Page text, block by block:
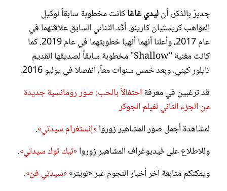
جديرٌ بالذكر، أنليدي غاغاكانت مخطوبة سابقاً لوكيل
المواهب كريستيان كارينو. أكّد الثنائي السابق علاقتهما في
عام 2017، وأعلنا أنهما أنهيا خطوبتهما في عام 2019. كما
كانت مغنية "Shallow" مخطوبة سابقاً لصديقها القديم
تايلور كيني. وبعد خمس سنوات معاً، انفصلا في يوليو 2016.
قد ترغبين في معرفة احتفالاً بالحب: صور رومانسية جديدة
من الجزء الثاني لفيلم الجوكر
لمشاهدة أجمل صور المشاهير زوروا«إنستغرام سيدتي».
وللاطلاع على فيديوغراف المشاهير زوروا«تيك توك سيدتي».
ويمكنكم متابعة آخر أخبار النجوم عبر «تويتر»«سيدتي فن».